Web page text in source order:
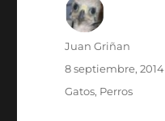
Autor
Juan Griñan
Publicado
8 septiembre, 2014
Categorías
Gatos, Perros